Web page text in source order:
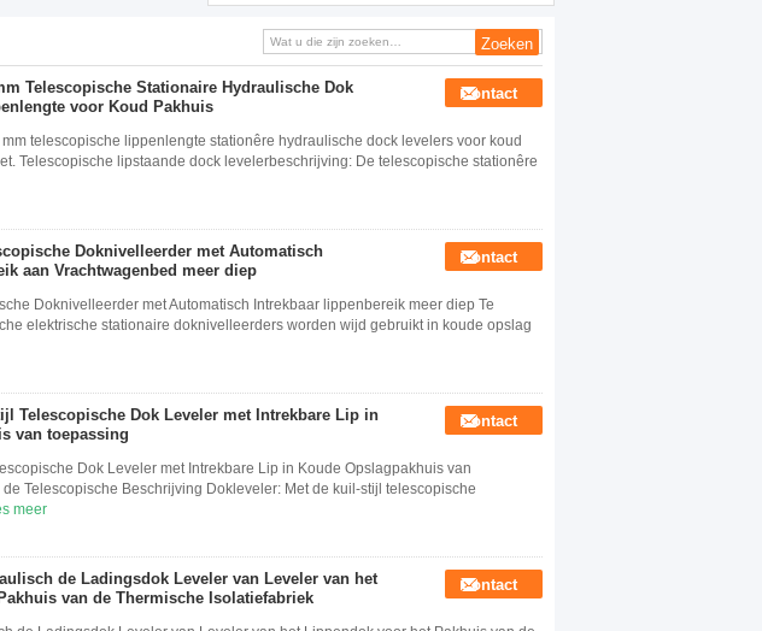
Telescopische Stationaire Hydraulische Dok
voor Koud Pakhuis
Contact
telescopische lippenlengte stationêre hydraulische dock levelers voor koud
Telescopische lipstaande dock levelerbeschrijving: De telescopische stationêre
Doknivelleerder met Automatisch
aan Vrachtwagenbed meer diep
Contact
Doknivelleerder met Automatisch Intrekbaar lippenbereik meer diep Te
elektrische stationaire doknivelleerders worden wijd gebruikt in koude opslag
Telescopische Dok Leveler met Intrekbare Lip in
van toepassing
Contact
Dok Leveler met Intrekbare Lip in Koude Opslagpakhuis van
Telescopische Beschrijving Dokleveler: Met de kuil-stijl telescopische
meer
de Ladingsdok Leveler van Leveler van het
van de Thermische Isolatiefabriek
Contact